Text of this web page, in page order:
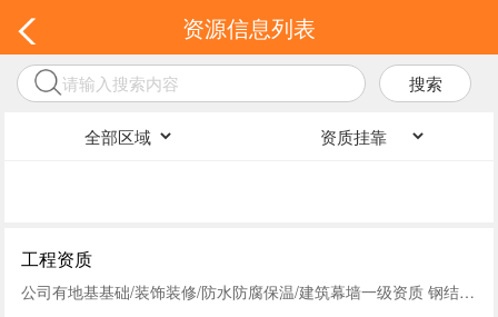
资源信息列表
搜索
工程资质
公司有地基基础/装饰装修/防水防腐保温/建筑幕墙一级资质 钢结构/市政/消防/环保/公路二级资质 水利水电/隧道桥梁/通信工程/输变电工程/机电工程/古建筑/石油化工/河湖治理等三级资质